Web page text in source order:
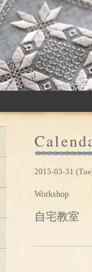
2015-03-31
Workshop
自宅教室